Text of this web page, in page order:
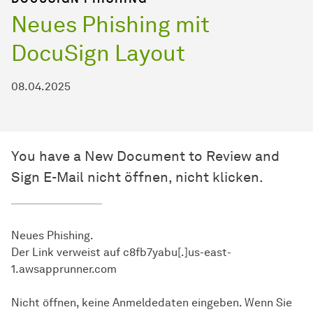
Neues Phishing mit
DocuSign Layout
08.04.2025
You have a New Document to Review and
Sign E-Mail nicht öffnen, nicht klicken.
Neues Phishing.
Der Link verweist auf c8fb7yabu[.]us-east-
1.awsapprunner.com
Nicht öffnen, keine Anmeldedaten eingeben. Wenn Sie